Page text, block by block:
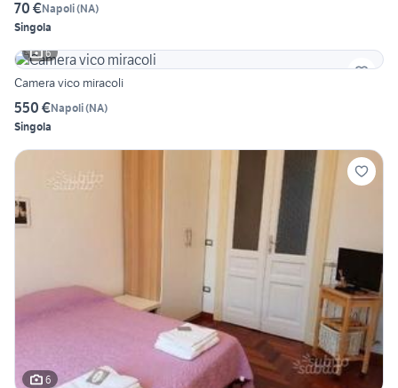
70 €Napoli(NA)
Singola
6
Camera vico miracoli
550 €Napoli(NA)
Singola
6